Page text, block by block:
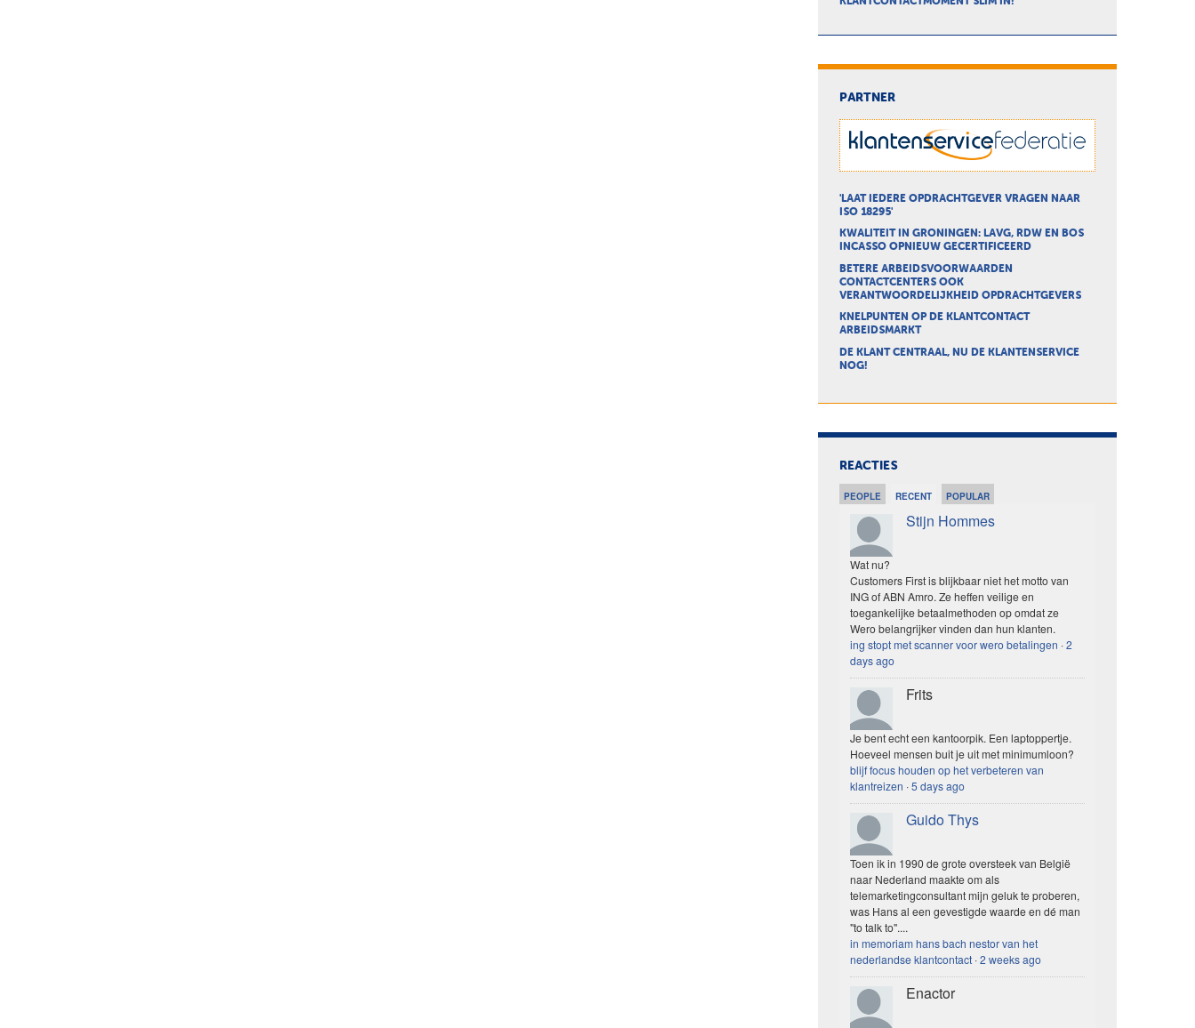
KLANTCONTACTMOMENT SLIM IN!
PARTNER
'LAAT IEDERE OPDRACHTGEVER VRAGEN NAAR
ISO 18295'
KWALITEIT IN GRONINGEN: LAVG, RDW EN BOS
INCASSO OPNIEUW GECERTIFICEERD
BETERE ARBEIDSVOORWAARDEN
CONTACTCENTERS OOK
VERANTWOORDELIJKHEID OPDRACHTGEVERS
KNELPUNTEN OP DE KLANTCONTACT
ARBEIDSMARKT
DE KLANT CENTRAAL, NU DE KLANTENSERVICE
NOG!
REACTIES
PEOPLE RECENT POPULAR
Stijn Hommes
Wat nu?
Customers First is blijkbaar niet het motto van
ING of ABN Amro. Ze heffen veilige en
toegankelijke betaalmethoden op omdat ze
Wero belangrijker vinden dan hun klanten.
ing stopt met scanner voor wero betalingen ·2
days ago
Frits
Je bent echt een kantoorpik. Een laptoppertje.
Hoeveel mensen buit je uit met minimumloon?
blijf focus houden op het verbeteren van
klantreizen ·5 days ago
Guido Thys
Toen ik in 1990 de grote oversteek van België
naar Nederland maakte om als
telemarketingconsultant mijn geluk te proberen,
was Hans al een gevestigde waarde en dé man
"to talk to"....
in memoriam hans bach nestor van het
nederlandse klantcontact ·2 weeks ago
Enactor